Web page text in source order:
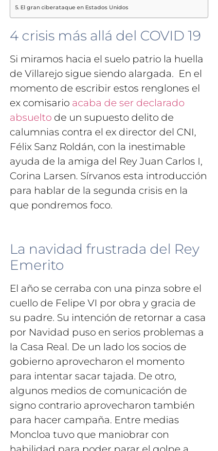
El gran ciberataque en Estados Unidos
4 crisis más allá del COVID 19
Si miramos hacia el suelo patrio la huella
de Villarejo sigue siendo alargada. En el
momento de escribir estos renglones el
ex comisario acaba de ser declarado
absuelto de un supuesto delito de
calumnias contra el ex director del CNI,
Félix Sanz Roldán, con la inestimable
ayuda de la amiga del Rey Juan Carlos I,
Corina Larsen. Sírvanos esta introducción
para hablar de la segunda crisis en la
que pondremos foco.
La navidad frustrada del Rey
Emerito
El año se cerraba con una pinza sobre el
cuello de Felipe VI por obra y gracia de
su padre. Su intención de retornar a casa
por Navidad puso en serios problemas a
la Casa Real. De un lado los socios de
gobierno aprovecharon el momento
para intentar sacar tajada. De otro,
algunos medios de comunicación de
signo contrario aprovecharon también
para hacer campaña. Entre medias
Moncloa tuvo que maniobrar con